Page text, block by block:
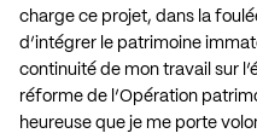
charge ce projet, dans la
d’intégrer le patrimoine
continuité de mon travail sur
réforme de l’Opération
heureuse que je me porte